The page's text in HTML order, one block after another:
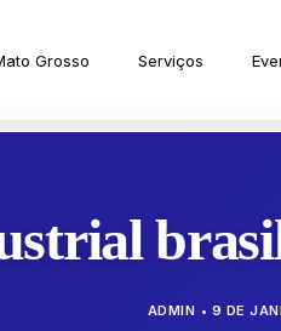
Grosso Serviços
ADMIN 9 DE